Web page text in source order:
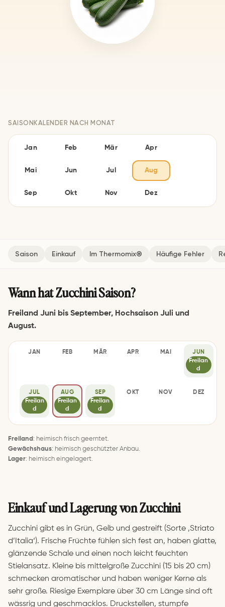
SAISONKALENDER NACH MONAT
Jan Feb Mär Apr
Mai Jun Jul Aug
Sep Okt Nov Dez
Saison Einkauf Im Thermomix® Häufige Fehler
Wann hat Zucchini Saison?
Freiland Juni bis September, Hochsaison Juli und
August.
JAN
FEB
MÄR
APR
MAI
JUN
Freilan
d
JUL
Freilan
d
AUG
Freilan
d
SEP
Freilan
d
OKT
NOV
DEZ
Freiland : heimisch frisch geerntet.
Gewächshaus: heimisch geschützter Anbau.
Lager: heimisch eingelagert.
Einkauf und Lagerung von Zucchini
Zucchini gibt es in Grün, Gelb und gestreift (Sorte ‚Striato
d’Italia‘). Frische Früchte fühlen sich fest an, haben glatte,
glänzende Schale und einen noch leicht feuchten
Stielansatz. Kleine bis mittelgroße Zucchini (15 bis 20 cm)
schmecken aromatischer und haben weniger Kerne als
sehr große. Riesige Exemplare über 30 cm Länge sind oft
wässrig und geschmacklos. Druckstellen, stumpfe